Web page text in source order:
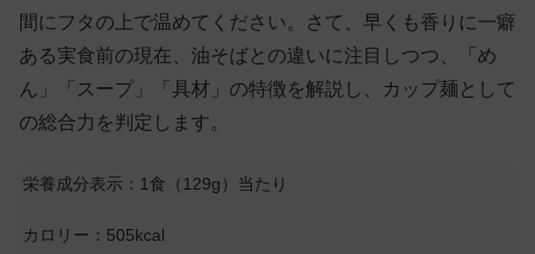
間にフタの上で温めてください。さて、早くも香りに一癖
ある実食前の現在、油そばとの違いに注目しつつ、「め
ん」「スープ」「具材」の特徴を解説し、カップ麺として
の総合力を判定します。
栄養成分表示：1食（129g）当たり
カロリー：505kcal